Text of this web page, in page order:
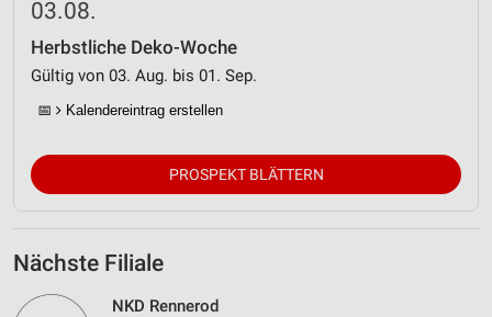
03.08.
Herbstliche Deko-Woche
Gültig von 03. Aug. bis 01. Sep.
📅 Kalendereintrag erstellen
PROSPEKT BLÄTTERN
Nächste Filiale
NKD Rennerod